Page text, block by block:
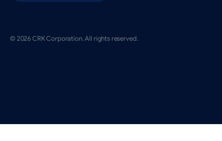
© 2026 CRK Corporation. All rights reserved.